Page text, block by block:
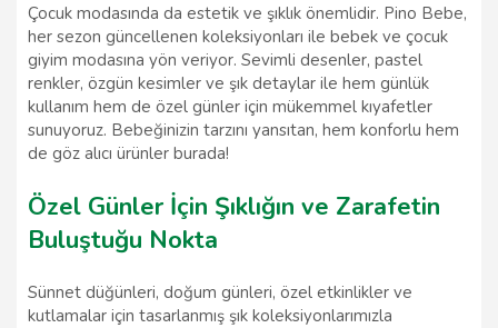
Çocuk modasında da estetik ve şıklık önemlidir. Pino Bebe,
her sezon güncellenen koleksiyonları ile bebek ve çocuk
giyim modasına yön veriyor. Sevimli desenler, pastel
renkler, özgün kesimler ve şık detaylar ile hem günlük
kullanım hem de özel günler için mükemmel kıyafetler
sunuyoruz. Bebeğinizin tarzını yansıtan, hem konforlu hem
de göz alıcı ürünler burada!
Özel Günler İçin Şıklığın ve Zarafetin
Buluştuğu Nokta
Sünnet düğünleri, doğum günleri, özel etkinlikler ve
kutlamalar için tasarlanmış şık koleksiyonlarımızla